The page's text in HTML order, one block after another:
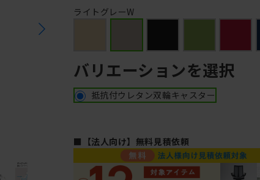
ライトグレーW
バリエーションを選択
抵抗付ウレタン双輪キャスター
■【法人向け】無料見積依頼